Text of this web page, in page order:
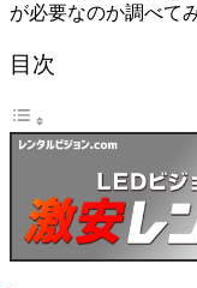
が必要なのか調べて
目次